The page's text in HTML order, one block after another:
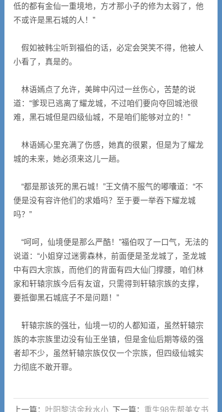
低的都有金仙一重境地，方才那小子的修为太弱了，他
不或许是黑石城的人！”
假如被韩尘听到福伯的话，必定会哭笑不得，他被人
小看了，真是的。
林语嫣点了允许，美眸中闪过一丝伤心，苦楚的说
道：“爹现已逃离了耀龙城，不过咱们要向夺回城池很
难，黑石城但是四级仙城，不是咱们能够对立的！”
林语嫣心里充满了伤感，她真的很累，但是为了耀龙
城的未来，她必须来这儿一趟。
“都是那该死的黑石城！”王文倩不服气的嘟囔道：“不
便是没有容许他们的求婚吗？至于要一举吞下耀龙城
吗？”
“呵呵，仙境便是那么严酷！”福伯叹了一口气，无法的
说道：“小姐穿过迷雾森林，前面便是圣龙城了，圣龙城
中有四大宗族，而他们的背面有四大仙门撑腰，咱们林
家和轩辕宗族今后有友谊，只需得到轩辕宗族的支撑，
要抵御黑石城底子不是问题！”
轩辕宗族的强壮，仙境一切的人都知道，虽然轩辕宗
族的本宗族里边没有仙王坐镇，但是金仙后期等级的强
者却不少，虽然轩辕宗族仅仅一个宗族，但四级仙城实
力彻底不敢开罪。
上一篇： 叶阳黎洁余秋水小 下一篇： 重生98先帮美女书